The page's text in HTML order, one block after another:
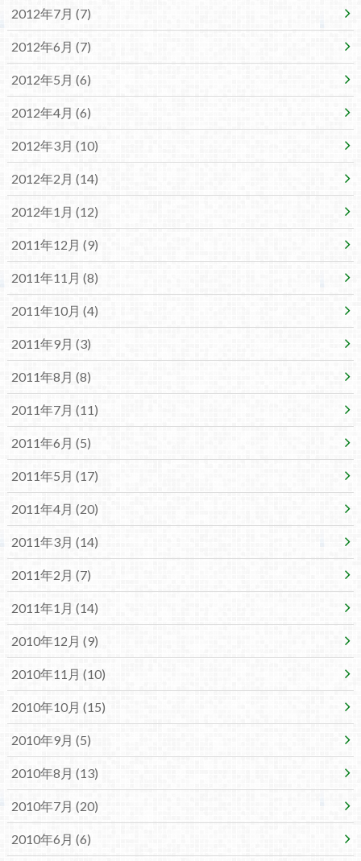
2012年7月 (7)
2012年6月 (7)
2012年5月 (6)
2012年4月 (6)
2012年3月 (10)
2012年2月 (14)
2012年1月 (12)
2011年12月 (9)
2011年11月 (8)
2011年10月 (4)
2011年9月 (3)
2011年8月 (8)
2011年7月 (11)
2011年6月 (5)
2011年5月 (17)
2011年4月 (20)
2011年3月 (14)
2011年2月 (7)
2011年1月 (14)
2010年12月 (9)
2010年11月 (10)
2010年10月 (15)
2010年9月 (5)
2010年8月 (13)
2010年7月 (20)
2010年6月 (6)